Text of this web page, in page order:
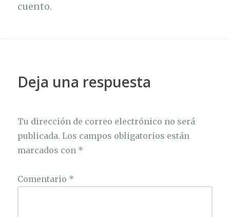
cuento.
Deja una respuesta
Tu dirección de correo electrónico no será
publicada. Los campos obligatorios están
marcados con *
Comentario *